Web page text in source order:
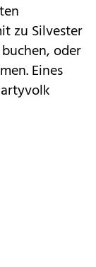
zu Silvester
oder
Eines